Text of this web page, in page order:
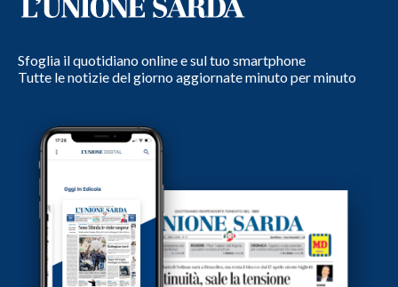
Sfoglia il quotidiano online e sul tuo smartphone
Tutte le notizie del giorno aggiornate minuto per minuto